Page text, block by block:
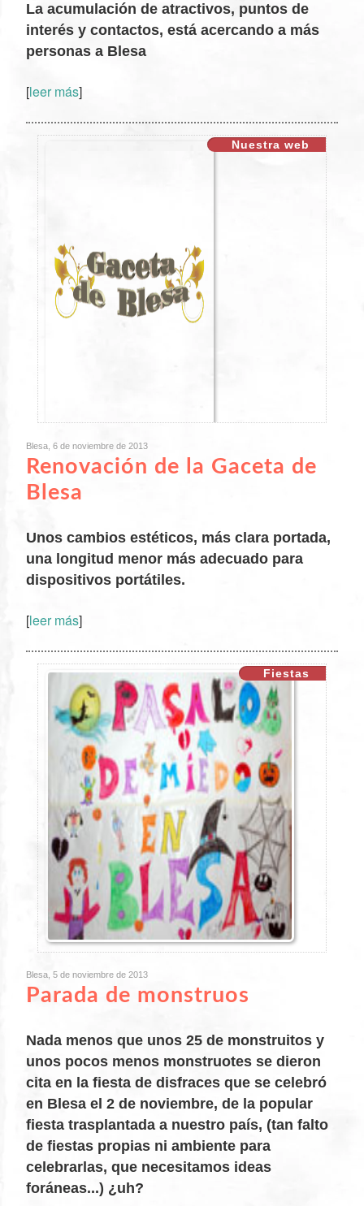
La acumulación de atractivos, puntos de
interés y contactos, está acercando a más
personas a Blesa
[leer más]
Nuestra web
Blesa, 6 de noviembre de 2013
Renovación de la Gaceta de
Blesa
Unos cambios estéticos, más clara portada,
una longitud menor más adecuado para
dispositivos portátiles.
[leer más]
Fiestas
XX
Blesa, 5 de noviembre de 2013
Parada de monstruos
Nada menos que unos 25 de monstruitos y
unos pocos menos monstruotes se dieron
cita en la fiesta de disfraces que se celebró
en Blesa el 2 de noviembre, de la popular
fiesta trasplantada a nuestro país, (tan falto
de fiestas propias ni ambiente para
celebrarlas, que necesitamos ideas
foráneas...) ¿uh?